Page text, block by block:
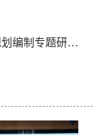
西南林业大学召开“十五五”事业发展规划编制专题研讨会